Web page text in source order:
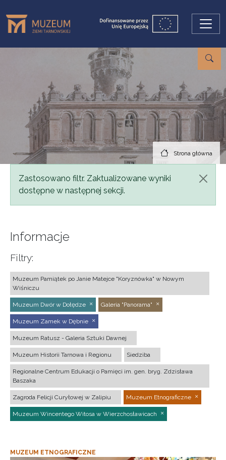
Strona główna
Komunikat
Zastosowano filtr. Zaktualizowane wyniki
dostępne w następnej sekcji.
Informacje
Filtry:
Muzeum Pamiątek po Janie Matejce "Koryznówka" w Nowym
Wiśniczu
Muzeum Dwór w Dołędze Galeria "Panorama"
Muzeum Zamek w Dębnie
Muzeum Ratusz - Galeria Sztuki Dawnej
Muzeum Historii Tarnowa i Regionu Siedziba
Regionalne Centrum Edukacji o Pamięci im. gen. bryg. Zdzisława
Baszaka
Zagroda Felicji Curyłowej w Zalipiu Muzeum Etnograficzne
Muzeum Wincentego Witosa w Wierzchosławicach
MUZEUM ETNOGRAFICZNE